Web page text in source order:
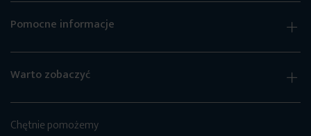
Pomocne informacje
Warto zobaczyć
Chętnie pomożemy